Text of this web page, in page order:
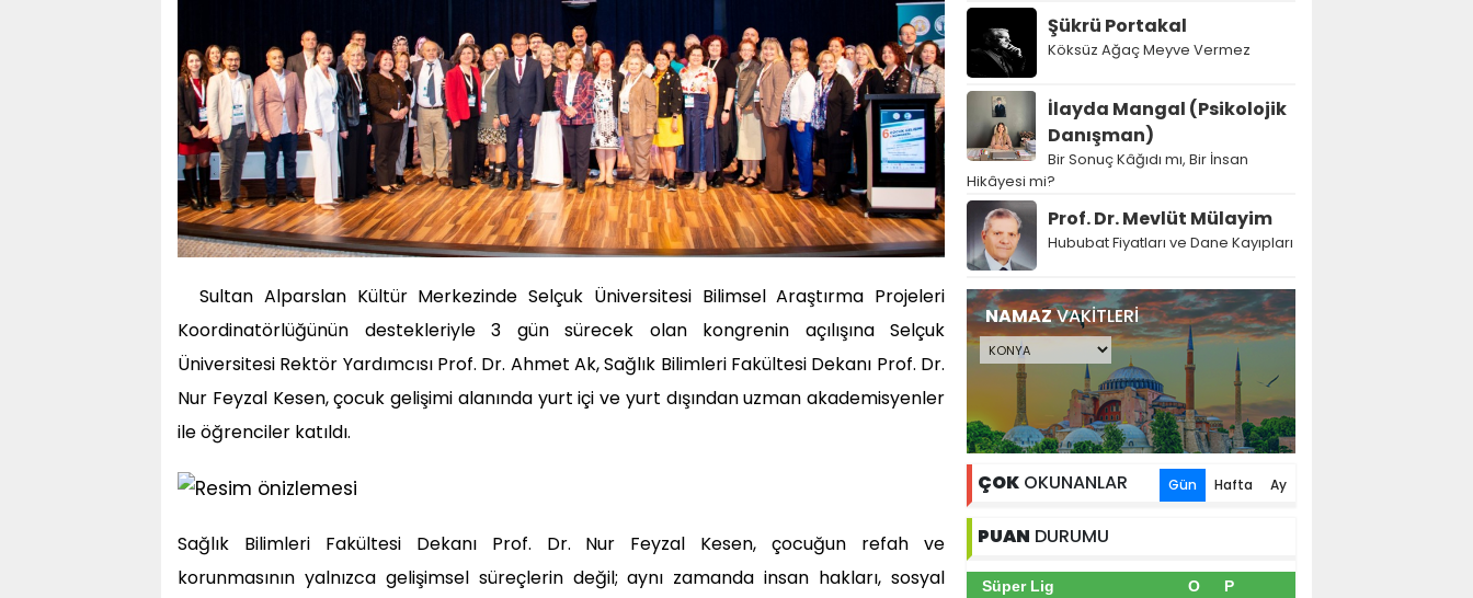
Sultan Alparslan Kültür Merkezinde Selçuk Üniversitesi Bilimsel Araştırma Projeleri
Koordinatörlüğünün destekleriyle 3 gün sürecek olan kongrenin açılışına Selçuk
Üniversitesi Rektör Yardımcısı Prof. Dr. Ahmet Ak, Sağlık Bilimleri Fakültesi Dekanı Prof. Dr.
Nur Feyzal Kesen, çocuk gelişimi alanında yurt içi ve yurt dışından uzman akademisyenler
ile öğrenciler katıldı.
Sağlık Bilimleri Fakültesi Dekanı Prof. Dr. Nur Feyzal Kesen, çocuğun refah ve
korunmasının yalnızca gelişimsel süreçlerin değil; aynı zamanda insan hakları, sosyal
Şükrü Portakal
Köksüz Ağaç Meyve Vermez
İlayda Mangal (Psikolojik
Danışman)
Bir Sonuç Kâğıdı mı, Bir İnsan
Hikâyesi mi?
Prof. Dr. Mevlüt Mülayim
Hububat Fiyatları ve Dane Kayıpları
NAMAZVAKİTLERİ
ÇOK OKUNANLAR Gün Hafta Ay
PUAN DURUMU
Süper Lig O P